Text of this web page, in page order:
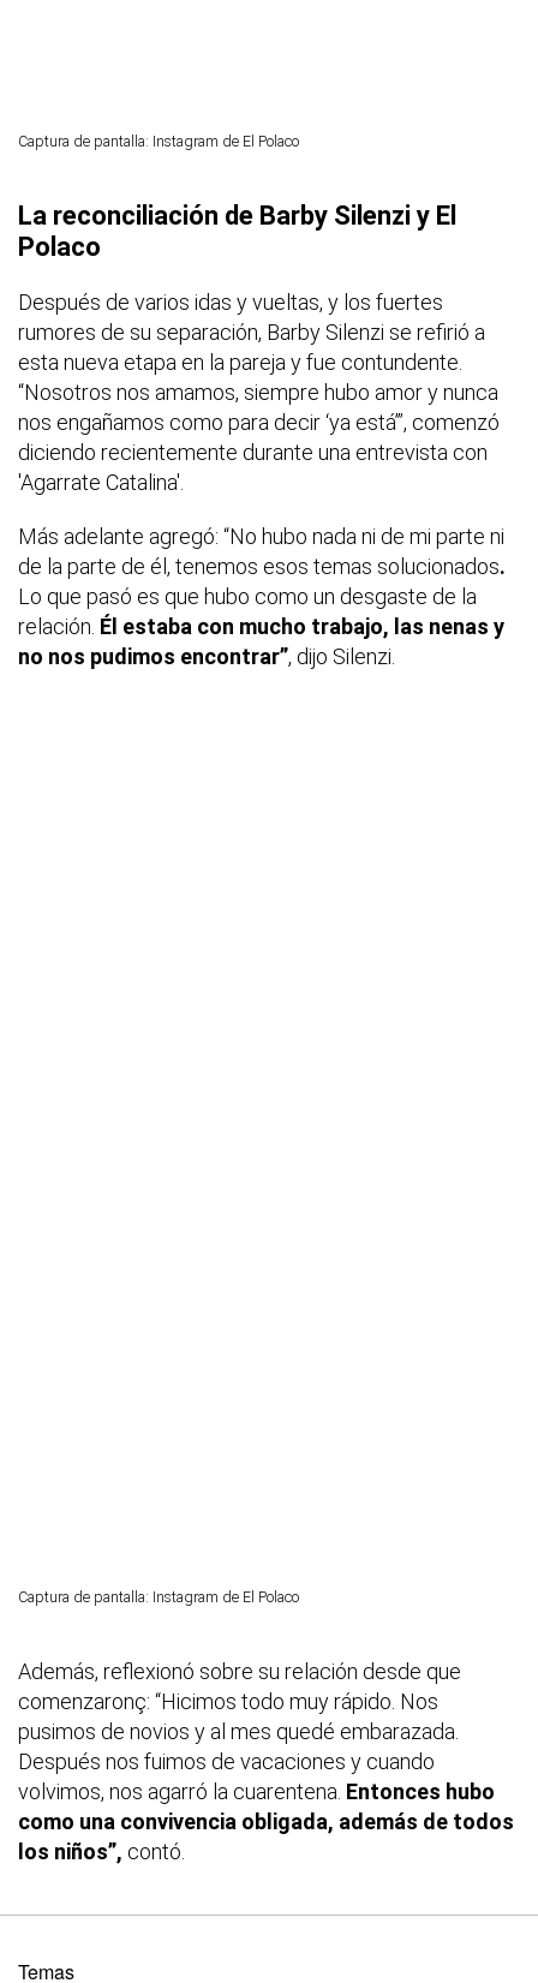
Captura de pantalla: Instagram de El Polaco
La reconciliación de Barby Silenzi y El
Polaco
Después de varios idas y vueltas, y los fuertes
rumores de su separación, Barby Silenzi se refirió a
esta nueva etapa en la pareja y fue contundente.
“Nosotros nos amamos, siempre hubo amor y nunca
nos engañamos como para decir ‘ya está’”, comenzó
diciendo recientemente durante una entrevista con
'Agarrate Catalina'.
Más adelante agregó: “No hubo nada ni de mi parte ni
de la parte de él, tenemos esos temas solucionados.
Lo que pasó es que hubo como un desgaste de la
relación. Él estaba con mucho trabajo, las nenas y
no nos pudimos encontrar”, dijo Silenzi.
Captura de pantalla: Instagram de El Polaco
Además, reflexionó sobre su relación desde que
comenzaronç: “Hicimos todo muy rápido. Nos
pusimos de novios y al mes quedé embarazada.
Después nos fuimos de vacaciones y cuando
volvimos, nos agarró la cuarentena. Entonces hubo
como una convivencia obligada, además de todos
los niños”, contó.
Temas